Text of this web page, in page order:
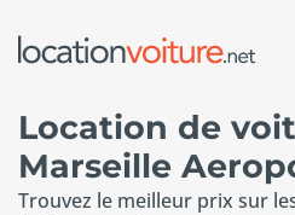
Location de
Marseille
Trouvez le meilleur prix sur